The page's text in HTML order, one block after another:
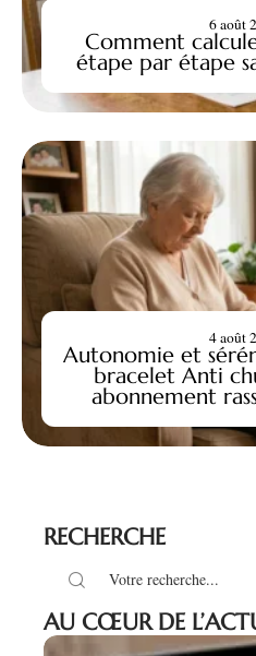
Comment
étape par étape
6 août
Autonomie et
bracelet Anti
abonnement
4 août
RECHERCHE
AU CŒUR DE